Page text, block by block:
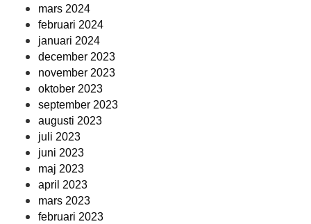
mars 2024
februari 2024
januari 2024
december 2023
november 2023
oktober 2023
september 2023
augusti 2023
juli 2023
juni 2023
maj 2023
april 2023
mars 2023
februari 2023